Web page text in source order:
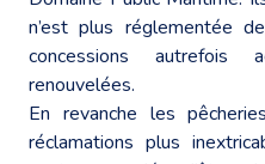
n’est plus réglementée
concessions autrefois
renouvelées.
En revanche les
réclamations plus